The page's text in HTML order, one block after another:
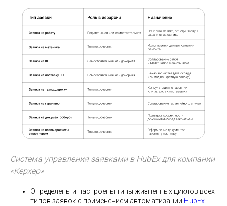
Система управления заявками в HubEx для компании
«Керхер»
Определены и настроены типы жизненных циклов всех
типов заявок с применением автоматизации HubEx